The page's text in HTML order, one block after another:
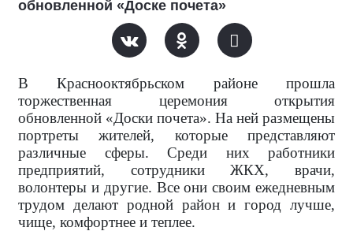
обновленной «Доске почета»
В Краснооктябрьском районе прошла
торжественная церемония открытия
обновленной «Доски почета». На ней размещены
портреты жителей, которые представляют
различные сферы. Среди них работники
предприятий, сотрудники ЖКХ, врачи,
волонтеры и другие. Все они своим ежедневным
трудом делают родной район и город лучше,
чище, комфортнее и теплее.